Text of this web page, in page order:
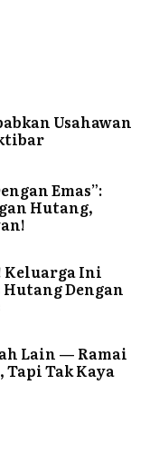
Usahawan
Emas”:
Hutang,
Ini
Dengan
Lain — Ramai
Tapi Tak Kaya